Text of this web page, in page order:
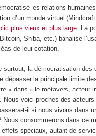
les relations
d’un monde virtuel
plus vieux et plus large. La
Shiba, etc.) banalise
de leur cotation.
surtout, la démocratisation des
dépasser la principale limite
« dans » le métavers, acteur
Nous voici proches des acteurs
t-il si nous vivons dans
Nous consommerons dans ce
spéciaux, autant de